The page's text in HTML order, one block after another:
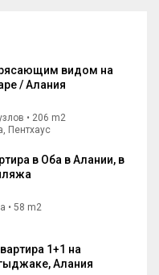
видом на
/ Алания
• 206 m2
Пентхаус
в Оба в Алании, в
• 58 m2
1+1 на
Алания